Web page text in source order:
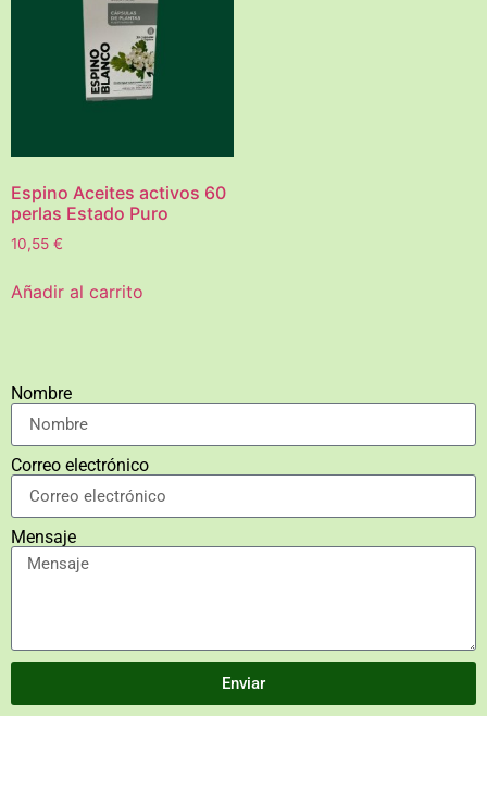
Espino Aceites activos 60
perlas Estado Puro
10,55 €
Añadir al carrito
Nombre
Correo electrónico
Mensaje
Enviar